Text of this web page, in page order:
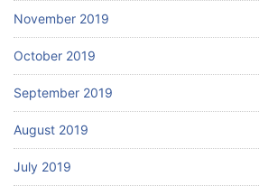
November 2019
October 2019
September 2019
August 2019
July 2019